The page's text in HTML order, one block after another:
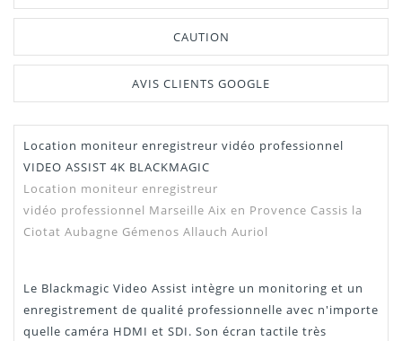
CAUTION
AVIS CLIENTS GOOGLE
Manuel /
Notice
Télécharger Dans L'onglet
"Téléchargement"
Location moniteur enregistreur vidéo professionnel
VIDEO ASSIST 4K BLACKMAGIC
Location moniteur enregistreur
vidéo professionnel Marseille Aix en Provence Cassis la
Ciotat Aubagne Gémenos Allauch Auriol
Le Blackmagic Video Assist intègre un monitoring et un
enregistrement de qualité professionnelle avec n'importe
quelle caméra HDMI et SDI. Son écran tactile très